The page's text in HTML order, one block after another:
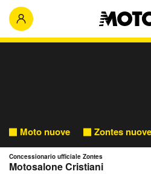
Moto nuove Zontes nuove
Concessionario ufficiale Zontes
Motosalone Cristiani